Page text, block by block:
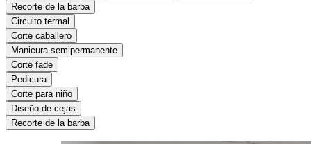
Recorte de la barba
Circuito termal
Corte caballero
Manicura semipermanente
Corte fade
Pedicura
Corte para niño
Diseño de cejas
Recorte de la barba